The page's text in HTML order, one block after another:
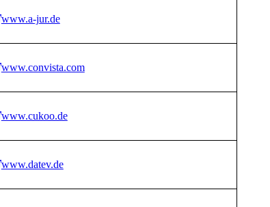
www.a-jur.de
www.convista.com
www.cukoo.de
www.datev.de